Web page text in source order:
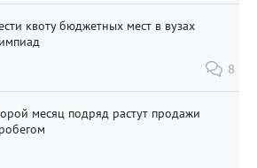
квоту бюджетных мест в вузах
8
месяц подряд растут продажи